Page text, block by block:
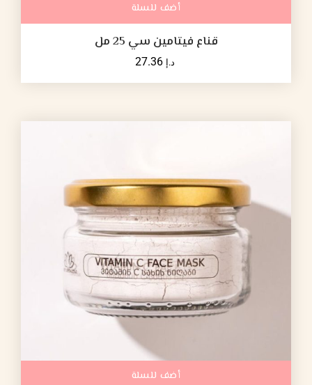
أضف للسلة
قناع فيتامين سي 25 مل
د.إ
أضف للسلة